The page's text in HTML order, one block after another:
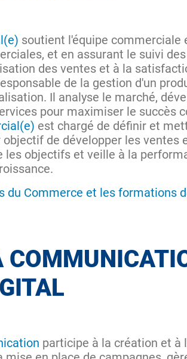
soutient l'équipe commerciale
et en assurant le suivi
des ventes et à la
de la gestion d'un
Il analyse le marché,
pour maximiser le succès
est chargé de définir et
objectif de développer les
les objectifs et veille à la
du Commerce et les formations
participe à la création et